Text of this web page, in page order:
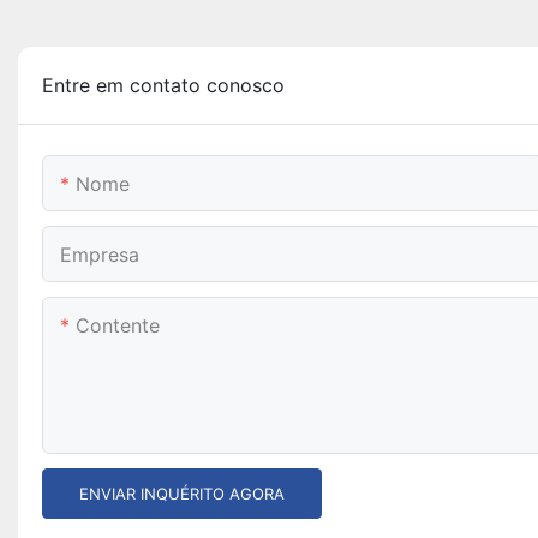
Entre em contato conosco
Nome
Empresa
Contente
ENVIAR INQUÉRITO AGORA